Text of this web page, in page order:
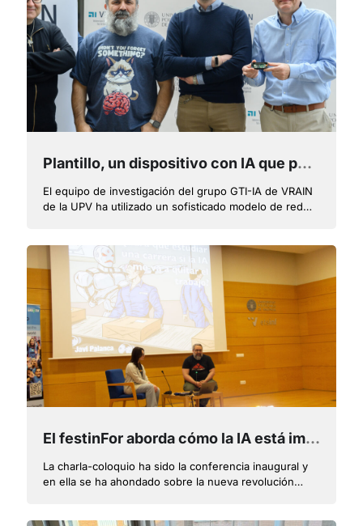
Plantillo, un dispositivo con IA que permite detectar hasta 27 enfermedades de cultivos de manera precoz
El equipo de investigación del grupo GTI-IA de VRAIN
de la UPV ha utilizado un sofisticado modelo de red
El festinFor aborda cómo la IA está impulsando nuevas dinámicas de empleo con Javier Palanca
La charla-coloquio ha sido la conferencia inaugural y
en ella se ha ahondado sobre la nueva revolución